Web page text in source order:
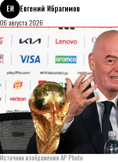
ЕИ
Евгений Ибрагимов
06 августа 2026
Источник изображения AP Photo